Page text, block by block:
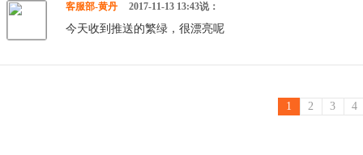
客服部-黄丹 2017-11-13 13:43说：
今天收到推送的繁绿，很漂亮呢
1 2 3 4